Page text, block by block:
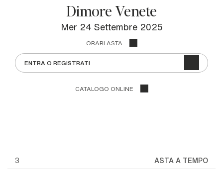
Dimore Venete
mer 24 Settembre 2025
ORARI ASTA
ENTRA O REGISTRATI
CATALOGO ONLINE
3 ASTA A TEMPO